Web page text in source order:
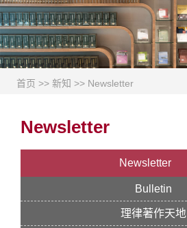
首页 >> 新知 >> Newsletter
Newsletter
Newsletter
Bulletin
理律著作天地